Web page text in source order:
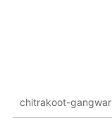
chitrakoot-gangwar